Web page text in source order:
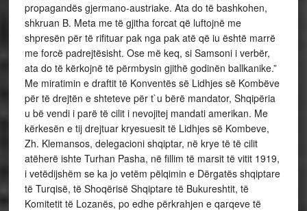
propagandës gjermano-austriake. Ata do të bashkohen,
shkruan B. Meta me të gjitha forcat që luftojnë me
shpresën për të rifituar pak nga pak atë që iu është marrë
me forcë padrejtësisht. Ose më keq, si Samsoni i verbër,
ata do të kërkojnë të përmbysin gjithë godinën ballkanike.”
Me miratimin e draftit të Konventës së Lidhjes së Kombëve
për të drejtën e shteteve për t`u bërë mandator, Shqipëria
u bë vendi i parë të cilit i nevojitej mandati amerikan. Me
kërkesën e tij drejtuar kryesuesit të Lidhjes së Kombeve,
Zh. Klemansos, delegacioni shqiptar, në krye të të cilit
atëherë ishte Turhan Pasha, në fillim të marsit të vitit 1919,
i vetëdijshëm se ka jo vetëm pëlqimin e Dërgatës shqiptare
të Turqisë, të Shoqërisë Shqiptare të Bukureshtit, të
Komitetit të Lozanës, po edhe përkrahjen e qarqeve të